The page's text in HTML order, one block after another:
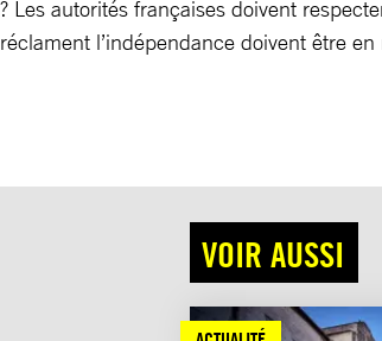
? Les autorités françaises doivent
réclament l’indépendance doivent être
VOIR AUSSI